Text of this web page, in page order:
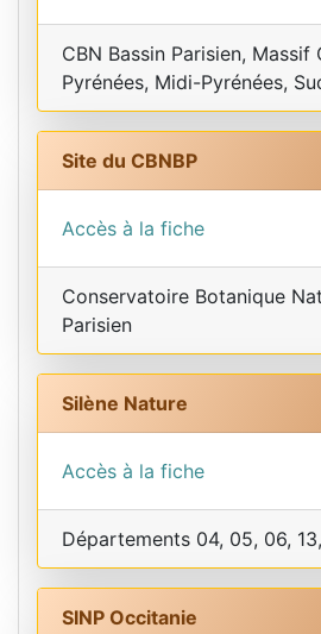
CBN Bassin Parisien, Massif
Pyrénées, Midi-Pyrénées,
Site du CBNBP
Accès à la fiche
Conservatoire Botanique
Parisien
Silène Nature
Accès à la fiche
Départements 04, 05, 06,
SINP Occitanie